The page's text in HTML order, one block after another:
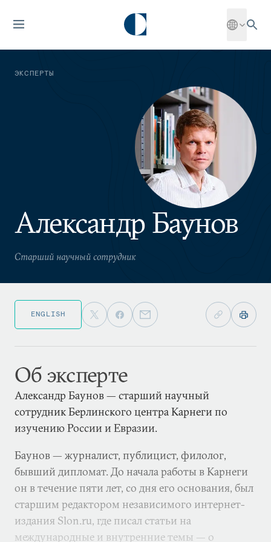
ЭКСПЕРТЫ
Александр Баунов
Старший научный сотрудник
ENGLISH
Об эксперте
Александр Баунов — старший научный
сотрудник Берлинского центра Карнеги по
изучению России и Евразии.
Баунов — журналист, публицист, филолог,
бывший дипломат. До начала работы в Карнеги
он в течение пяти лет, со дня его основания, был
старшим редактором независимого интернет-
издания Slon.ru, где писал статьи на
международные и внутренние темы — о